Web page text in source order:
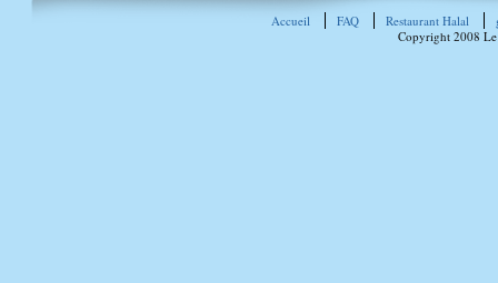
Accueil FAQ Restaurant Halal
Copyright 2008